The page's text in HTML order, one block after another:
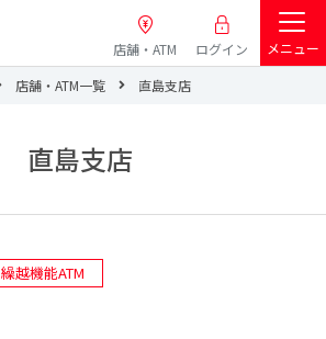
店舗・ATM ログイン
メニュー
店舗・ATM一覧 直島支店
直島支店
繰越機能ATM